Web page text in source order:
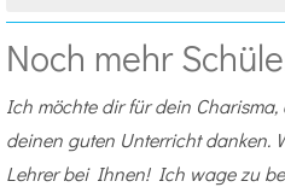
Noch mehr
Ich möchte dir für dein
deinen guten Unterricht danken.
Lehrer bei Ihnen! Ich wage zu